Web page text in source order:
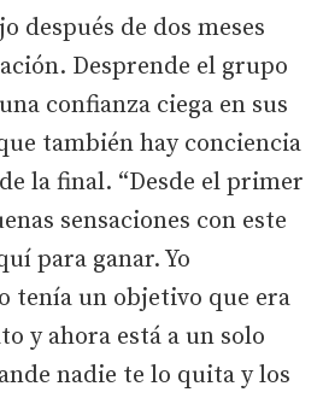
después de dos meses
Desprende el grupo
confianza ciega en sus
también hay conciencia
la final. “Desde el primer
sensaciones con este
para ganar. Yo
tenía un objetivo que era
y ahora está a un solo
nadie te lo quita y los